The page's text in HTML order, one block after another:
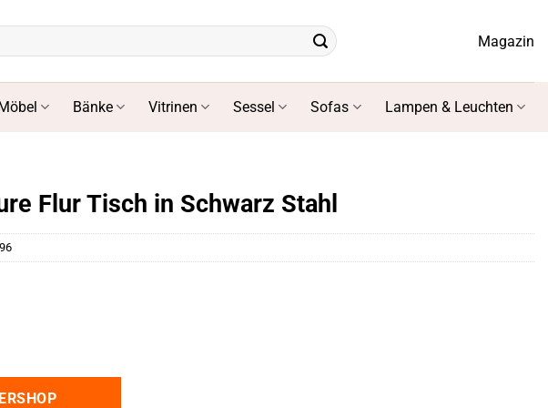
Magazin
Bänke Vitrinen Sessel Sofas Lampen & Leuchten
Flur Tisch in Schwarz Stahl